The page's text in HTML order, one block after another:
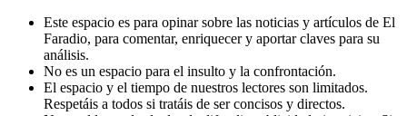
Este espacio es para opinar sobre las noticias y artículos de El
Faradio, para comentar, enriquecer y aportar claves para su
análisis.
No es un espacio para el insulto y la confrontación.
El espacio y el tiempo de nuestros lectores son limitados.
Respetáis a todos si tratáis de ser concisos y directos.